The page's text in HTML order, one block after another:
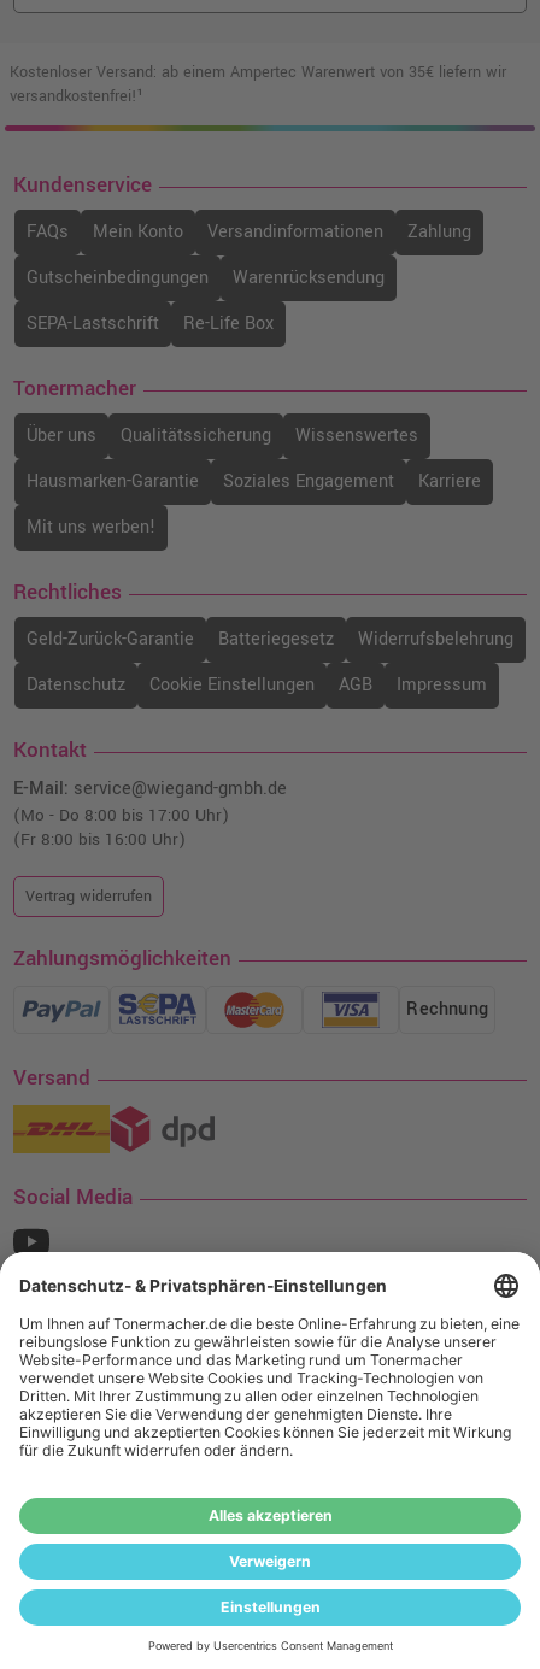
Kostenloser Versand: ab einem Ampertec Warenwert von 35€ liefern wir
versandkostenfrei!¹
Kundenservice
FAQs Mein Konto Versandinformationen
Zahlung
Gutscheinbedingungen
Warenrücksendung
SEPA-Lastschrift
Re-Life Box
Tonermacher
Über uns Qualitätssicherung
Wissenswertes
Hausmarken-Garantie
Soziales Engagement
Karriere
Mit uns werben!
Rechtliches
Geld-Zurück-Garantie Batteriegesetz
Widerrufsbelehrung
Datenschutz
Cookie Einstellungen AGB Impressum
Kontakt
E-Mail: service@wiegand-gmbh.de
(Mo - Do 8:00 bis 17:00 Uhr)
(Fr 8:00 bis 16:00 Uhr)
Vertrag widerrufen
Zahlungsmöglichkeiten
Rechnung
Versand
Social Media
¹ Nur gültig für den Versand innerhalb Deutschlands. Befindet sich ein Warenwert
von mindestens 35€ (inkl. Mwst.) an Ampertec Artikeln in Ihrem Warenkorb, ist der
Versand für Sie kostenfrei.
Das Angebot von tonermacher.de richtet sich
nicht an Wiederverkäufer. Wenn Sie Wiederverkäufer sind,
registrieren Sie sich bitte in unserem Händler-Portal
www.tonerhersteller.de